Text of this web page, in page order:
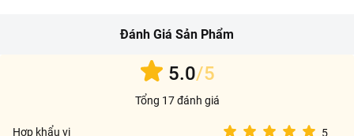
Lắc đều trước khi uống.
Có thể sử dụng cùng với các loại ngũ cốc ăn sáng, pha chế các
loại đồ uống như cà phê sữa, trà sữa, sinh tố.
Đánh Giá Sản Phẩm
5.0/5
Tổng 17 đánh giá
Hợp khẩu vị
5